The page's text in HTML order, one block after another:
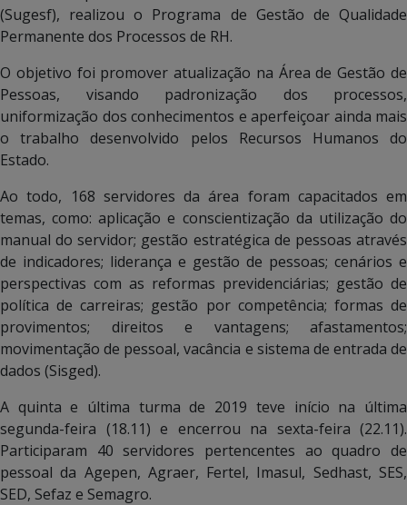
(Sugesf), realizou o Programa de Gestão de Qualidade
Permanente dos Processos de RH.
O objetivo foi promover atualização na Área de Gestão de
Pessoas, visando padronização dos processos,
uniformização dos conhecimentos e aperfeiçoar ainda mais
o trabalho desenvolvido pelos Recursos Humanos do
Estado.
Ao todo, 168 servidores da área foram capacitados em
temas, como: aplicação e conscientização da utilização do
manual do servidor; gestão estratégica de pessoas através
de indicadores; liderança e gestão de pessoas; cenários e
perspectivas com as reformas previdenciárias; gestão de
política de carreiras; gestão por competência; formas de
provimentos; direitos e vantagens; afastamentos;
movimentação de pessoal, vacância e sistema de entrada de
dados (Sisged).
A quinta e última turma de 2019 teve início na última
segunda-feira (18.11) e encerrou na sexta-feira (22.11).
Participaram 40 servidores pertencentes ao quadro de
pessoal da Agepen, Agraer, Fertel, Imasul, Sedhast, SES,
SED, Sefaz e Semagro.